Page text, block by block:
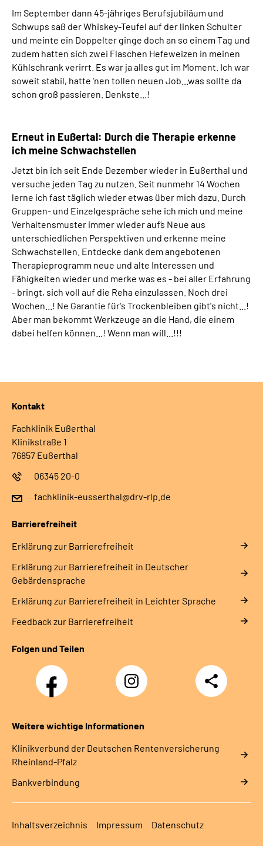
Im September dann 45-jähriges Berufsjubiläum und
Schwups saß der Whiskey-Teufel auf der linken Schulter
und meinte ein Doppelter ginge doch an so einem Tag und
zudem hatten sich zwei Flaschen Hefeweizen in meinen
Kühlschrank verirrt. Es war ja alles gut im Moment. Ich war
soweit stabil, hatte 'nen tollen neuen Job...was sollte da
schon groß passieren. Denkste...!
Erneut in Eußertal: Durch die Therapie erkenne
ich meine Schwachstellen
Jetzt bin ich seit Ende Dezember wieder in Eußerthal und
versuche jeden Tag zu nutzen. Seit nunmehr 14 Wochen
lerne ich fast täglich wieder etwas über mich dazu. Durch
Gruppen- und Einzelgespräche sehe ich mich und meine
Verhaltensmuster immer wieder auf´s Neue aus
unterschiedlichen Perspektiven und erkenne meine
Schwachstellen. Entdecke dank dem angebotenen
Therapieprogramm neue und alte Interessen und
Fähigkeiten wieder und merke was es - bei aller Erfahrung
- bringt, sich voll auf die Reha einzulassen. Noch drei
Wochen...! Ne Garantie für's Trockenbleiben gibt's nicht...!
Aber man bekommt Werkzeuge an die Hand, die einem
dabei helfen können...! Wenn man will...!!!
Kontakt
Fachklinik Eußerthal
Klinikstraße 1
76857 Eußerthal
06345 20-0
fachklinik-eusserthal@drv-rlp.de
Barrierefreiheit
Erklärung zur Barrierefreiheit
Erklärung zur Barrierefreiheit in Deutscher
Gebärdensprache
Erklärung zur Barrierefreiheit in Leichter Sprache
Feedback zur Barrierefreiheit
Folgen und Teilen
Facebook
Instagram
DRV
Nachwuchskräfte
Teilen
Weitere wichtige Informationen
Klinikverbund der Deutschen Rentenversicherung
Rheinland-Pfalz
Bankverbindung
Inhaltsverzeichnis Impressum Datenschutz